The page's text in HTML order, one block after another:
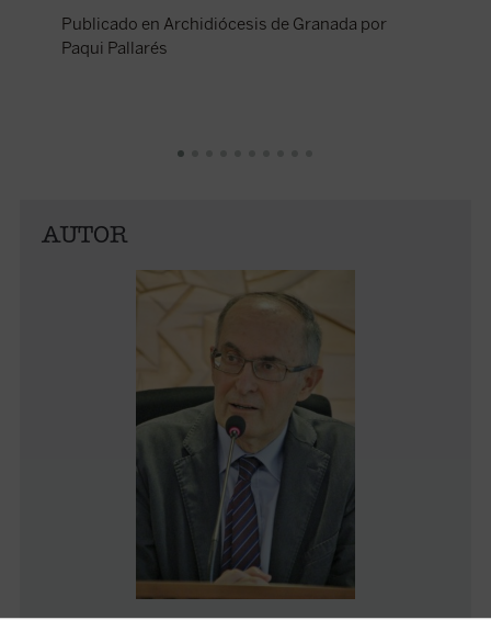
Publicado en Archidiócesis de Granada por
Paqui Pallarés
AUTOR